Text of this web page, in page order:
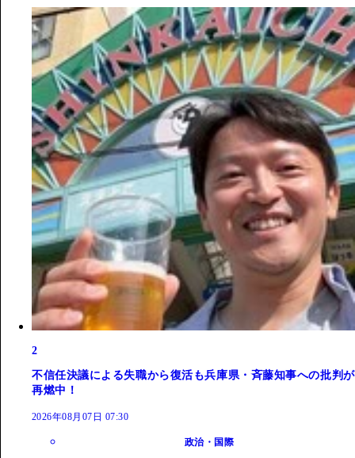
2
不信任決議による失職から復活も兵庫県・斉藤知事への批判が
再燃中！
2026年08月07日 07:30
政治・国際